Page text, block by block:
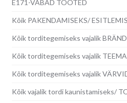
E171-VABAD TOOTED
Kõik PAKENDAMISEKS/
Kõik torditegemiseks vajalik
Kõik torditegemiseks vajalik
Kõik torditegemiseks vajalik
Kõik vajalik tordi kaunistamiseks/